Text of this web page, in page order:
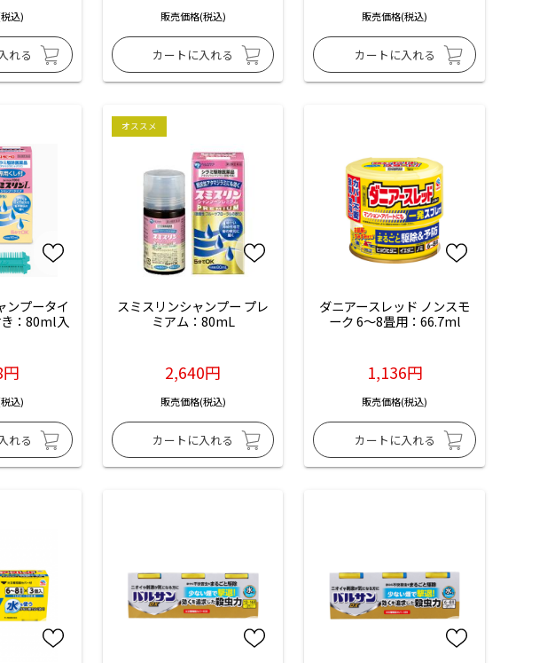
込) 販売価格(税込) 販売価格(税込)
ンプータイ
：80ml入
込)
オススメ
スミスリンシャンプー プレ
ミアム：80mL
2,640円
販売価格(税込)
ダニアースレッド ノンスモ
ーク 6～8畳用：66.7ml
1,136円
販売価格(税込)